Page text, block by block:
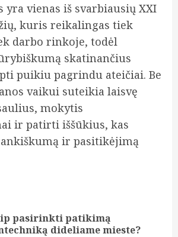
yra vienas iš svarbiausių XXI
kuris reikalingas tiek
darbo rinkoje, todėl
skatinančius
puikiu pagrindu ateičiai. Be
vaikui suteikia laisvę
mokytis
ir patirti iššūkius, kas
ir pasitikėjimą
pasirinkti patikimą
dideliame mieste?